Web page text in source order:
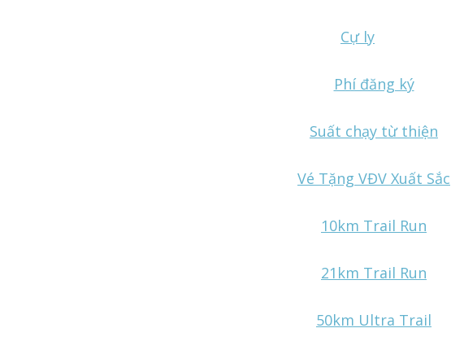
Cự ly
Phí đăng ký
Suất chạy từ thiện
Vé Tặng VĐV Xuất Sắc
10km Trail Run
21km Trail Run
50km Ultra Trail